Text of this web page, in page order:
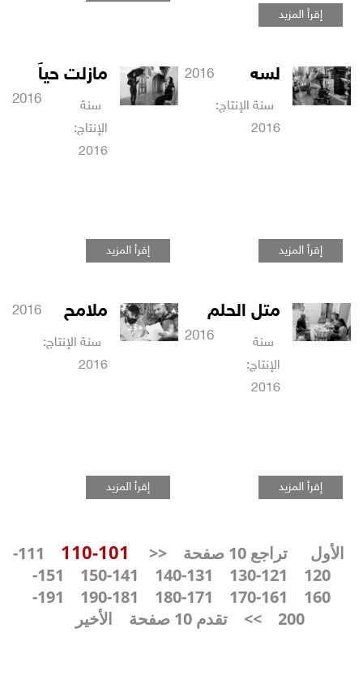
إقرأ المزيد
لسه
سنة الإنتاج:
2016
إقرأ المزيد
مازلت حياً
سنة
الإنتاج:
2016
إقرأ المزيد
متل الحلم
سنة
الإنتاج:
2016
إقرأ المزيد
ملامح 2016
سنة الإنتاج:
2016
إقرأ المزيد
الأول تراجع 10 صفحة <<
101-110
111-
120
121-130
131-140
141-150
151-
160
161-170
171-180
181-190
191-
200
>> تقدم 10 صفحة الأخير